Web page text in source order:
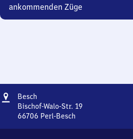
ankommenden Züge
Adresse
Besch
Bischof-Walo-Str. 19
66706 Perl-Besch